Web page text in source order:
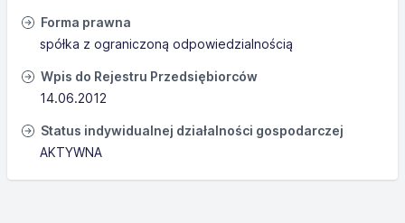
Forma prawna
spółka z ograniczoną odpowiedzialnością
Wpis do Rejestru Przedsiębiorców
14.06.2012
Status indywidualnej działalności gospodarczej
AKTYWNA